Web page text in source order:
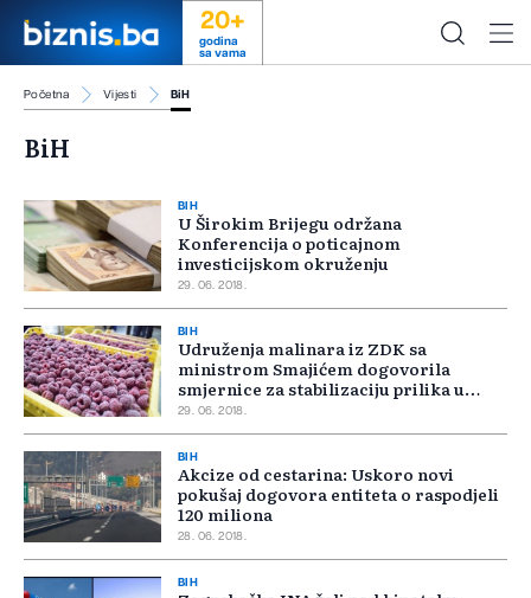
20+
godina
sa vama
Početna Vijesti BiH
BiH
BIH
U Širokim Brijegu održana
Konferencija o poticajnom
investicijskom okruženju
29. 06. 2018.
BIH
Udruženja malinara iz ZDK sa
ministrom Smajićem dogovorila
smjernice za stabilizaciju prilika u
malinarstvu
29. 06. 2018.
BIH
Akcize od cestarina: Uskoro novi
pokušaj dogovora entiteta o raspodjeli
120 miliona
28. 06. 2018.
BIH